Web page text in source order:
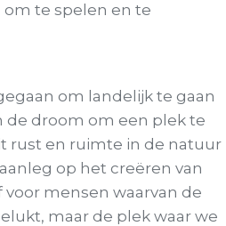
te spelen en te
om landelijk te gaan
de droom om een plek te
rust en ruimte in de natuur
op het creëren van
mensen waarvan de
maar de plek waar we